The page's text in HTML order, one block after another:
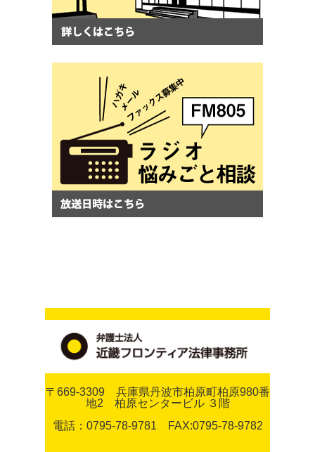
〒669-3309 兵庫県丹波市柏原町柏原980番
地2 柏原センタービル ３階
電話：0795-78-9781 FAX:0795-78-9782